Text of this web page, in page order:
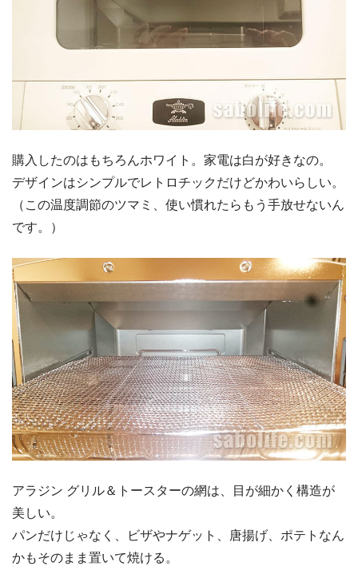
購入したのはもちろんホワイト。家電は白が好きなの。
デザインはシンプルでレトロチックだけどかわいらしい。
（この温度調節のツマミ、使い慣れたらもう手放せないん
です。）
アラジン グリル＆トースターの網は、目が細かく構造が
美しい。
パンだけじゃなく、ビザやナゲット、唐揚げ、ポテトなん
かもそのまま置いて焼ける。